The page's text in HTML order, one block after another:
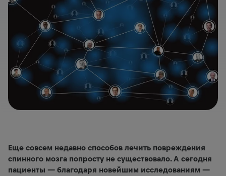
Еще совсем недавно способов лечить повреждения
спинного мозга попросту не существовало. А сегодня
пациенты — благодаря новейшим исследованиям —